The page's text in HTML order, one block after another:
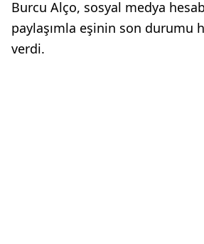
Burcu Alço, sosyal medya
paylaşımla eşinin son durumu
verdi.